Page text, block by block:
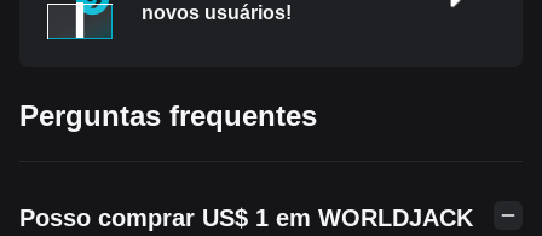
novos usuários!
Perguntas frequentes
Posso comprar US$ 1 em WORLDJACK